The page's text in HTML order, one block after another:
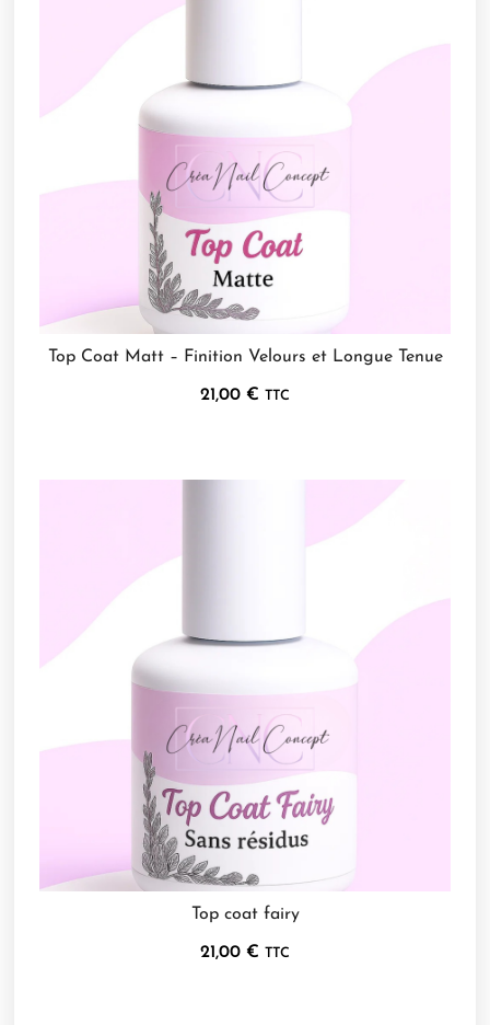
Top Coat Matt – Finition Velours et Longue Tenue
21,00 € TTC
Top coat fairy
21,00 € TTC